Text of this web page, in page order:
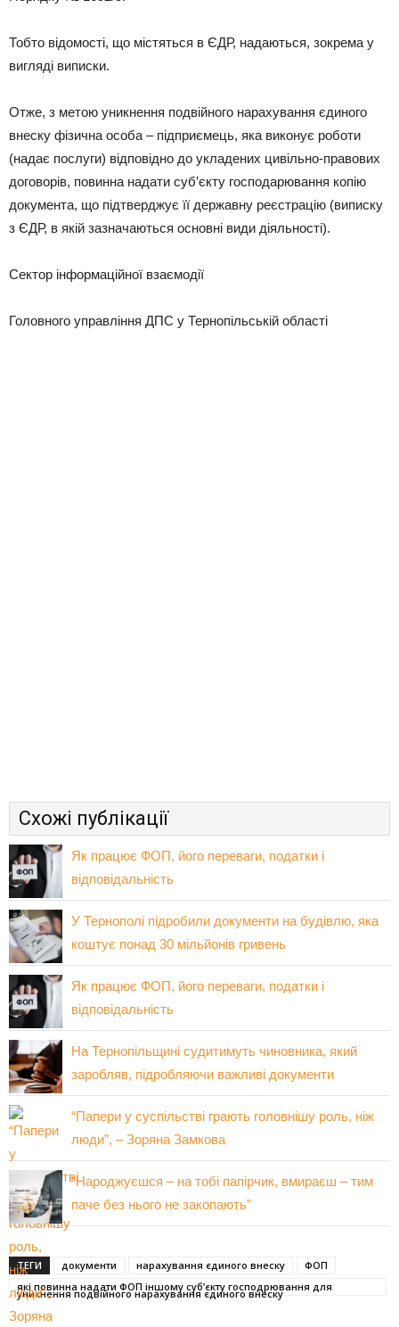
Тобто відомості, що містяться в ЄДР, надаються, зокрема у
вигляді виписки.
Отже, з метою уникнення подвійного нарахування єдиного
внеску фізична особа – підприємець, яка виконує роботи
(надає послуги) відповідно до укладених цивільно-правових
договорів, повинна надати суб’єкту господарювання копію
документа, що підтверджує її державну реєстрацію (виписку
з ЄДР, в якій зазначаються основні види діяльності).
Сектор інформаційної взаємодії
Головного управління ДПС у Тернопільській області
Схожі публікації
Як працює ФОП, його переваги, податки і
відповідальність
У Тернополі підробили документи на будівлю, яка
коштує понад 30 мільйонів гривень
Як працює ФОП, його переваги, податки і
відповідальність
На Тернопільщині судитимуть чиновника, який
заробляв, підробляючи важливі документи
“Папери у суспільстві грають головнішу роль, ніж
люди”, – Зоряна Замкова
“Народжуєшся – на тобі папірчик, вмираєш – тим
паче без нього не закопають”
ТЕГИ документи нарахування єдиного внеску
ФОП
які повинна надати ФОП іншому суб’єкту господрювання для
уникнення подвійного нарахування єдиного внеску